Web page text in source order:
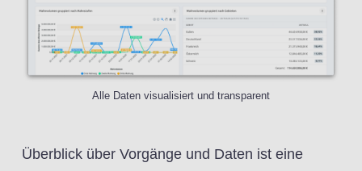
Alle Daten visualisiert und transparent
Überblick über Vorgänge und Daten ist eine